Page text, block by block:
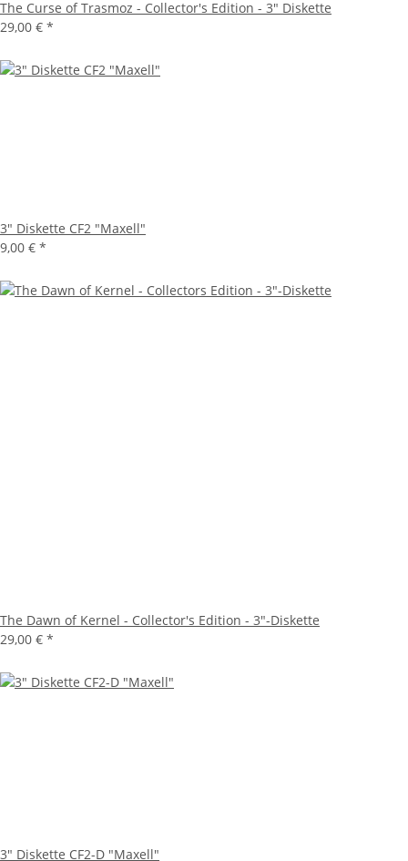
The Curse of Trasmoz - Collector's Edition - 3" Diskette
29,00 € *
3" Diskette CF2 "Maxell"
9,00 € *
The Dawn of Kernel - Collector's Edition - 3"-Diskette
29,00 € *
3" Diskette CF2-D "Maxell"